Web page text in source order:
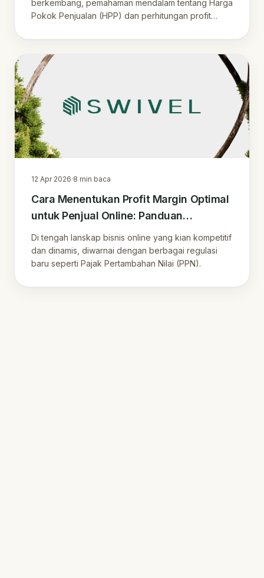
berkembang, pemahaman mendalam tentang Harga
Pokok Penjualan (HPP) dan perhitungan profit
12 Apr 2026·8 min baca
Cara Menentukan Profit Margin Optimal
untuk Penjual Online: Panduan
Komprehensif dan Strategi Cuan di Era
Digital
Di tengah lanskap bisnis online yang kian kompetitif
dan dinamis, diwarnai dengan berbagai regulasi
baru seperti Pajak Pertambahan Nilai (PPN).